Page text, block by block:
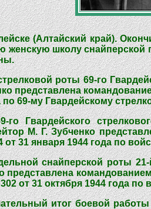
(Алтайский край).
школу снайперской
роты 69-го
представлена
69-му Гвардейскому
Гвардейского
М. Г. Зубченко
31 января 1944 года по
снайперской роты
представлена
от 31 октября 1944 года
итог боевой